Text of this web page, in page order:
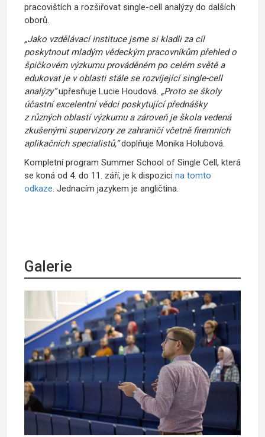
pracovištích a rozšiřovat single-cell analýzy do dalších
oborů.
„Jako vzdělávací instituce jsme si kladli za cíl
poskytnout mladým vědeckým pracovníkům přehled o
špičkovém výzkumu prováděném po celém světě a
edukovat je v oblasti stále se rozvíjející single-cell
analýzy“upřesňuje Lucie Houdová. „Proto se školy
účastní excelentní vědci poskytující přednášky
z různých oblastí výzkumu a zároveň je škola vedená
zkušenými supervizory ze zahraničí včetně firemních
aplikačních specialistů,“doplňuje Monika Holubová.
Kompletní program Summer School of Single Cell, která
se koná od 4. do 11. září, je k dispozici na tomto
odkaze. Jednacím jazykem je angličtina.
Galerie